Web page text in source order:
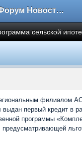
Форум Новостройки
сельской
филиалом
выдан первый кредит в
программы
предусматривающей